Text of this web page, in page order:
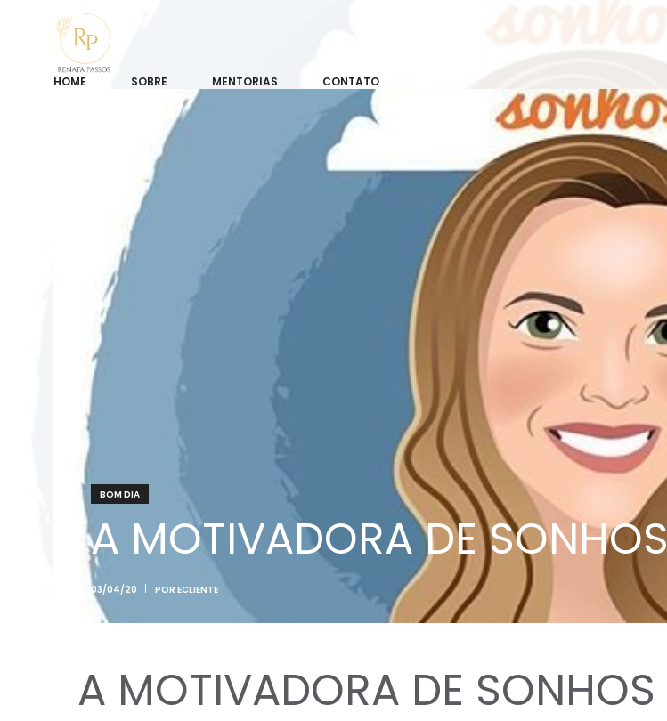
HOME SOBRE MENTORIAS CONTATO
BOM DIA
A MOTIVADORA DE SONHOS
03/04/20 POR ECLIENTE
A MOTIVADORA DE SONHOS⁣